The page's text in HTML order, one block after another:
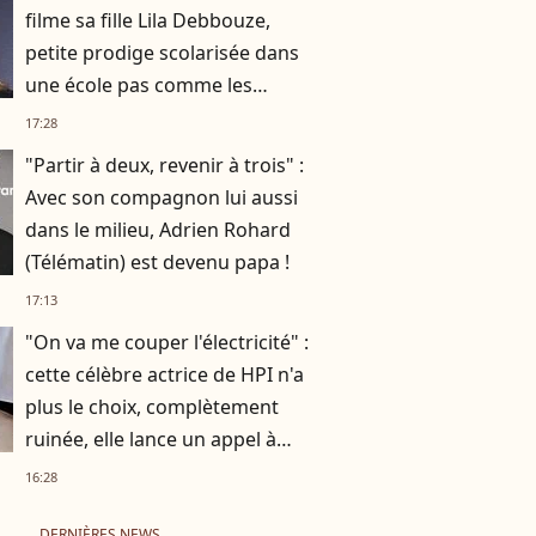
filme sa fille Lila Debbouze,
petite prodige scolarisée dans
une école pas comme les
autres
17:28
"Partir à deux, revenir à trois" :
Avec son compagnon lui aussi
dans le milieu, Adrien Rohard
(Télématin) est devenu papa !
17:13
"On va me couper l'électricité" :
cette célèbre actrice de HPI n'a
plus le choix, complètement
ruinée, elle lance un appel à
l'aide
16:28